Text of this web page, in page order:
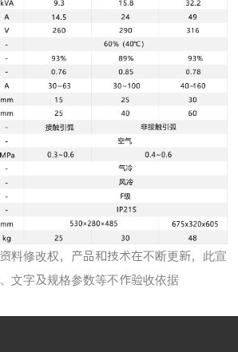
料修改权，产品和技术在不断更新，此宣
文字及规格参数等不作验收依据